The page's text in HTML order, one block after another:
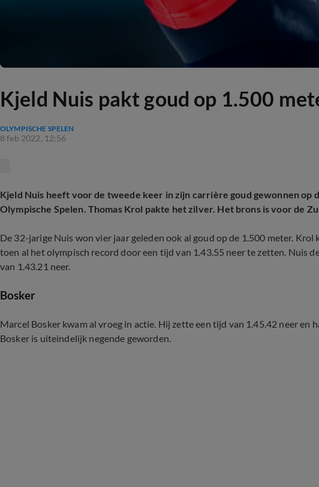
Kjeld Nuis pakt goud op 1.500
OLYMPISCHE SPELEN
8 feb 2022, 12:56
Kjeld Nuis heeft voor de tweede keer in zijn carrière goud gewonnen op
Olympische Spelen. Thomas Krol pakte het zilver. Het brons is voor de
De 32-jarige Nuis won vier jaar geleden ook al goud op de 1.500 meter.
toen al het olympisch record door een tijd van 1.43.55 neer te zetten. Nuis
van 1.43.21 neer.
Bosker
Marcel Bosker kwam al vroeg in actie. Hij zette een tijd van 1.45.42 neer en
Bosker is uiteindelijk negende geworden.